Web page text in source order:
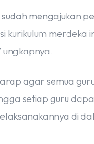
mengajukan
kurikulum merdeka
ungkapnya.
agar semua
setiap guru
di